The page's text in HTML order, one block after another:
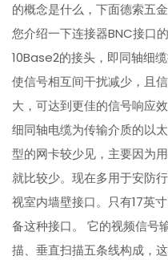
的概念是什么，下面德索五
您介绍一下连接器BNC接口
10Base2的接头，即同轴细
使信号相互间干扰减少，且
大，可达到更佳的信号响应
细同轴电缆为传输介质的以
型的网卡较少见，主要因为
就比较少。现在多用于安防
视室内墙壁接口。只有17英
备这种接口。 它的视频信号
描、垂直扫描五条线构成，